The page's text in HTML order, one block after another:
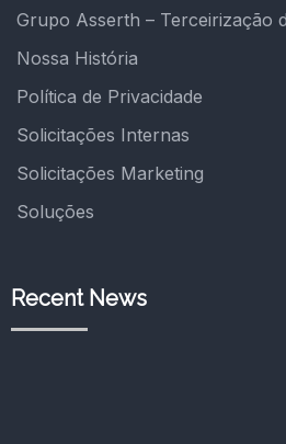
Grupo Asserth – Terceirização
Nossa História
Política de Privacidade
Solicitações Internas
Solicitações Marketing
Soluções
Recent News